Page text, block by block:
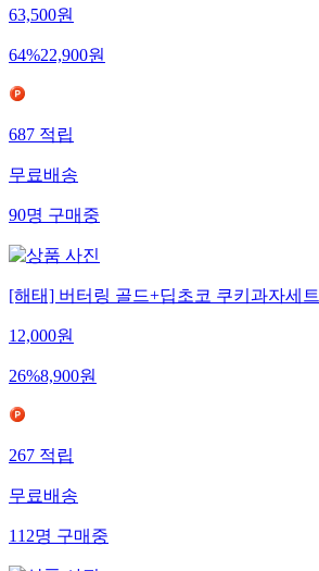
63,500원
64%22,900원
687 적립
무료배송
90명 구매중
[해태] 버터링 골드+딥초코 쿠키과자세트
12,000원
26%8,900원
267 적립
무료배송
112명 구매중